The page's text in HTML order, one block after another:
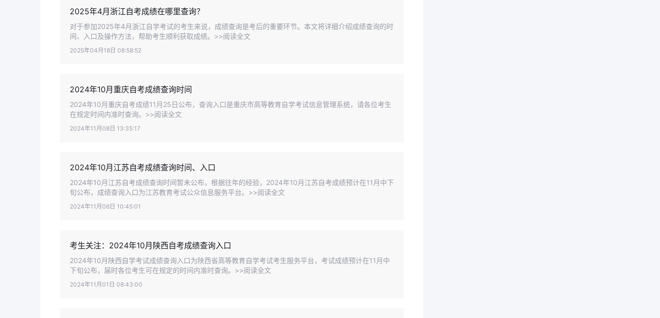
2025年4月浙江自考成绩在哪里查询？
对于参加2025年4月浙江自学考试的考生来说，成绩查询是考后的重要环节。本文将详细介绍成绩查询的时
间、入口及操作方法，帮助考生顺利获取成绩。>>阅读全文
2025年04月18日 08:58:52
2024年10月重庆自考成绩查询时间
2024年10月重庆自考成绩11月25日公布，查询入口是重庆市高等教育自学考试信息管理系统，请各位考生
在规定时间内准时查询。>>阅读全文
2024年11月08日 13:35:17
2024年10月江苏自考成绩查询时间、入口
2024年10月江苏自考成绩查询时间暂未公布，根据往年的经验，2024年10月江苏自考成绩预计在11月中下
旬公布，成绩查询入口为江苏教育考试公众信息服务平台。>>阅读全文
2024年11月06日 10:45:01
考生关注：2024年10月陕西自考成绩查询入口
2024年10月陕西自学考试成绩查询入口为陕西省高等教育自学考试考生服务平台，考试成绩预计在11月中
下旬公布，届时各位考生可在规定的时间内准时查询。>>阅读全文
2024年11月01日 08:43:00